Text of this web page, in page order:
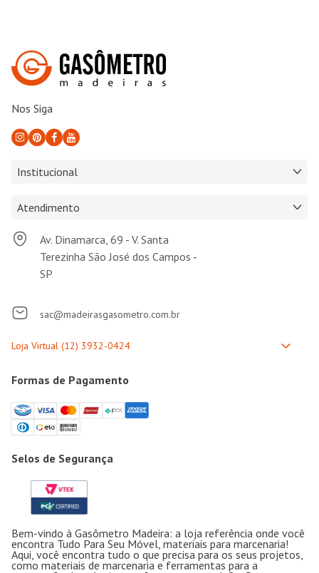
Nos Siga
Institucional
Atendimento
Av. Dinamarca, 69 - V. Santa
Terezinha São José dos Campos -
SP
sac@madeirasgasometro.com.br
Formas de Pagamento
Selos de Segurança
Bem-vindo à Gasômetro Madeira: a loja referência onde você
encontra Tudo Para Seu Móvel, materiais para marcenaria!
Aqui, você encontra tudo o que precisa para os seus projetos,
como materiais de marcenaria e ferramentas para a